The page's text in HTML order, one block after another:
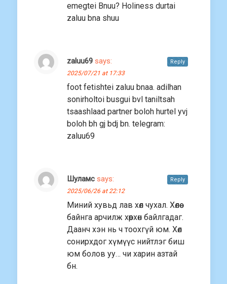
emegtei Bnuu? Holiness durtai
zaluu bna shuu
zaluu69 says:
2025/07/21 at 17:33
foot fetishtei zaluu bnaa. adilhan
sonirholtoi busgui bvl taniltsah
tsaashlaad partner boloh hurtel yvj
boloh bh gj bdj bn. telegram:
zaluu69
Reply
Шуламс says:
2025/06/26 at 22:12
Миний хувьд лав хөл чухал. Хөлөө
байнга арчилж хөөрхөн байлгадаг.
Даанч хэн нь ч тоохгүй юм. Хөл
сонирхдог хүмүүс нийтлэг биш
юм болов уу… чи харин азтай
бн.
Reply